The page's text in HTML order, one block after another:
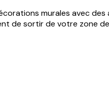
murales avec
de sortir de votre zone